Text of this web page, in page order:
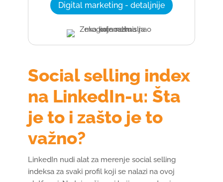
Digital marketing - detaljnije
Social selling index
na LinkedIn-u: Šta
je to i zašto je to
važno?
LinkedIn nudi alat za merenje social selling
indeksa za svaki profil koji se nalazi na ovoj